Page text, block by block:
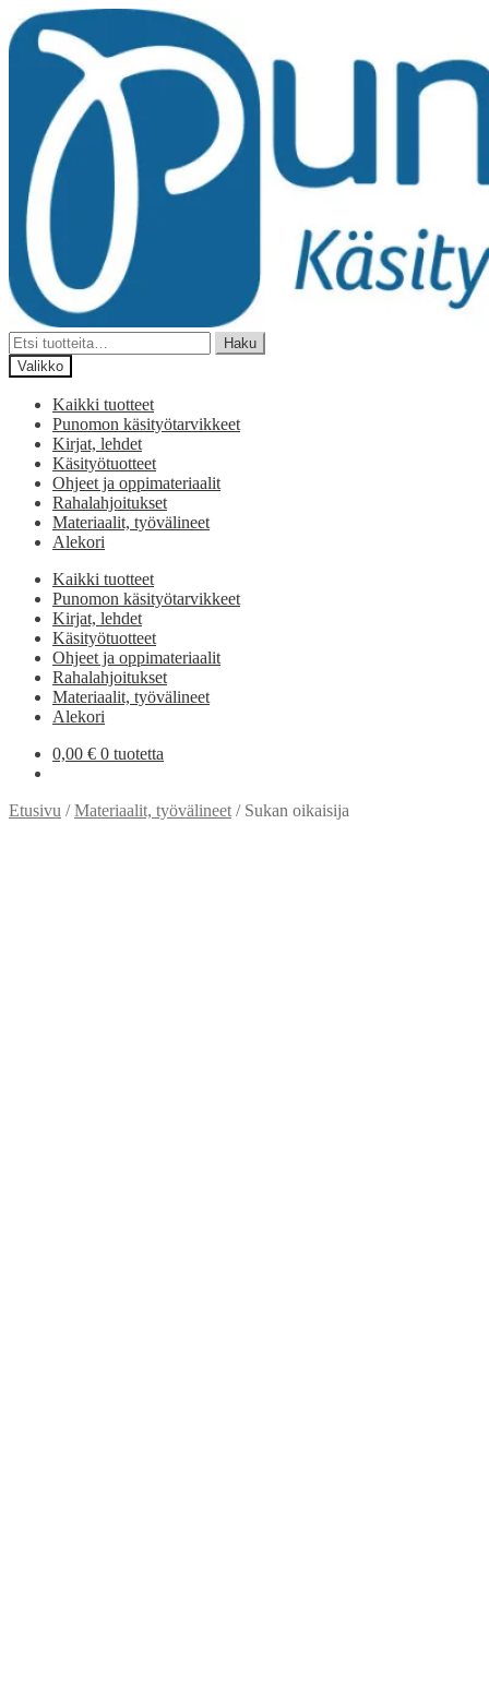
Siirry
navigointiin
Siirry
sisältöön
Etsi:
Haku
Valikko
Kaikki tuotteet
Punomon käsityötarvikkeet
Kirjat, lehdet
Käsityötuotteet
Ohjeet ja oppimateriaalit
Rahalahjoitukset
Materiaalit, työvälineet
Alekori
Kaikki tuotteet
Punomon käsityötarvikkeet
Kirjat, lehdet
Käsityötuotteet
Ohjeet ja oppimateriaalit
Rahalahjoitukset
Materiaalit, työvälineet
Alekori
0,00 € 0 tuotetta
Etusivu /Materiaalit, työvälineet / Sukan oikaisija